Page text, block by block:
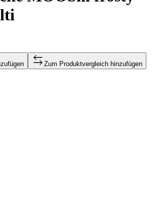
Zum Produktvergleich hinzufügen